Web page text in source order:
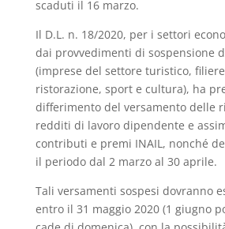
scaduti il 16 marzo.
Il D.L. n. 18/2020, per i settori
dai provvedimenti di sospensione
(imprese del settore turistico,
ristorazione, sport e cultura), ha
differimento del versamento delle
redditi di lavoro dipendente e
contributi e premi INAIL, nonché
il periodo dal 2 marzo al 30 aprile.
Tali versamenti sospesi dovranno
entro il 31 maggio 2020 (1 giugno